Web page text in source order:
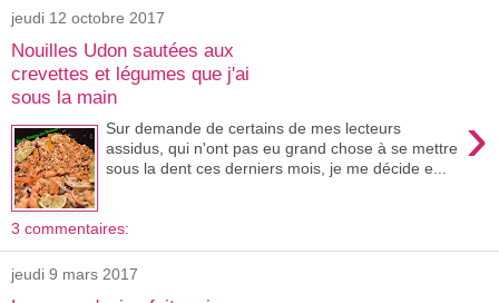
jeudi 12 octobre 2017
Nouilles Udon sautées aux
crevettes et légumes que j'ai
sous la main
›
Sur demande de certains de mes lecteurs
assidus, qui n'ont pas eu grand chose à se mettre
sous la dent ces derniers mois, je me décide e...
3 commentaires:
jeudi 9 mars 2017